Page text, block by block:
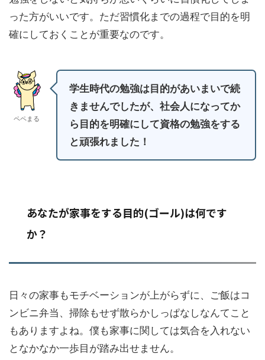
った方がいいです。ただ習慣化までの過程で目的を明
確にしておくことが重要なのです。
ペペまる
学生時代の勉強は目的があいまいで続
きませんでしたが、社会人になってか
ら目的を明確にして資格の勉強をする
と頑張れました！
あなたが家事をする目的(ゴール)は何です
か？
日々の家事もモチベーションが上がらずに、ご飯はコ
ンビニ弁当、掃除もせず散らかしっぱなしなんてこと
もありますよね。僕も家事に関しては気合を入れない
となかなか一歩目が踏み出せません。